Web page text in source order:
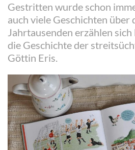
Gestritten wurde schon
auch viele Geschichten über
Jahrtausenden erzählen
die Geschichte der
Göttin Eris.